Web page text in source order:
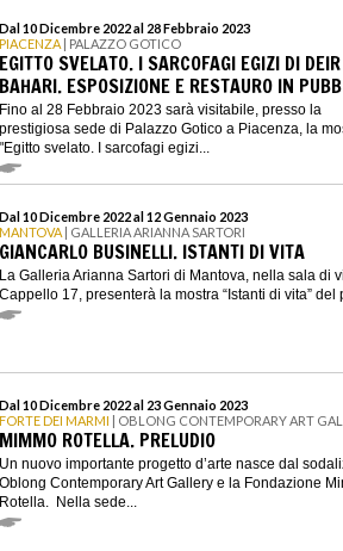
Dal 10 Dicembre 2022 al 28 Febbraio 2023
PIACENZA | PALAZZO GOTICO
EGITTO SVELATO. I SARCOFAGI EGIZI DI
BAHARI. ESPOSIZIONE E RESTAURO IN
Fino al 28 Febbraio 2023 sarà visitabile, presso la
prestigiosa sede di Palazzo Gotico a Piacenza, la
"Egitto svelato. I sarcofagi egizi...
Dal 10 Dicembre 2022 al 12 Gennaio 2023
MANTOVA | GALLERIA ARIANNA SARTORI
GIANCARLO BUSINELLI. ISTANTI DI VITA
La Galleria Arianna Sartori di Mantova, nella sala di
Cappello 17, presenterà la mostra “Istanti di vita” del
Dal 10 Dicembre 2022 al 23 Gennaio 2023
FORTE DEI MARMI | OBLONG CONTEMPORARY ART
MIMMO ROTELLA. PRELUDIO
Un nuovo importante progetto d’arte nasce dal
Oblong Contemporary Art Gallery e la Fondazione
Rotella. Nella sede...